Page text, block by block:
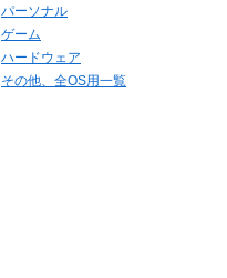
パーソナル
ゲーム
ハードウェア
その他、全OS用一覧